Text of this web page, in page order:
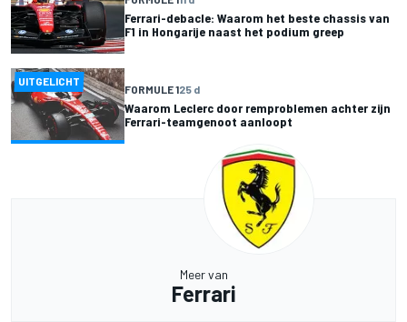
Ferrari-debacle: Waarom het beste chassis van
F1 in Hongarije naast het podium greep
UITGELICHT
FORMULE 125 d
Waarom Leclerc door remproblemen achter zijn
Ferrari-teamgenoot aanloopt
Meer van
Ferrari